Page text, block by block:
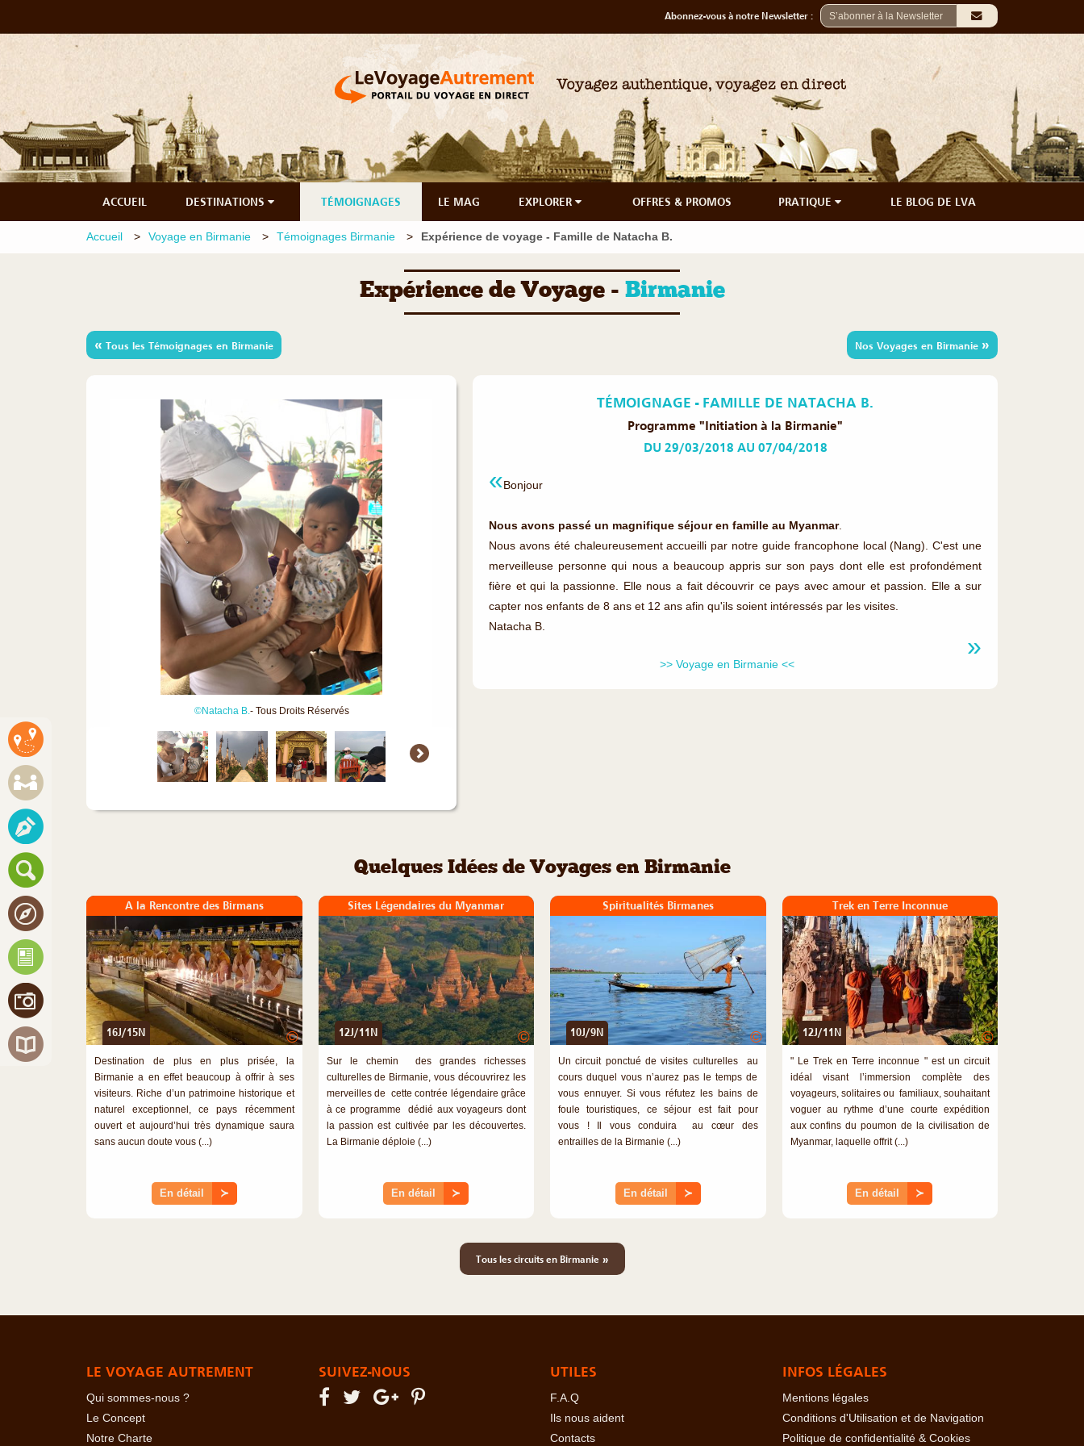
Abonnez-vous à notre Newsletter :
ACCUEIL DESTINATIONS TÉMOIGNAGES LE MAG EXPLORER OFFRES & PROMOS PRATIQUE LE BLOG DE LVA
Accueil Voyage en Birmanie Témoignages Birmanie Expérience de voyage - Famille de Natacha B.
Expérience de Voyage - Birmanie
« Tous les Témoignages en Birmanie Nos Voyages en Birmanie »
©Natacha B.- Tous Droits Réservés
TÉMOIGNAGE - FAMILLE DE NATACHA B.
Programme "Initiation à la Birmanie"
DU 29/03/2018 AU 07/04/2018
Bonjour
Nous avons passé un magnifique séjour en famille au Myanmar.
Nous avons été chaleureusement accueilli par notre guide francophone local (Nang). C'est une
merveilleuse personne qui nous a beaucoup appris sur son pays dont elle est profondément
fière et qui la passionne. Elle nous a fait découvrir ce pays avec amour et passion. Elle a sur
capter nos enfants de 8 ans et 12 ans afin qu'ils soient intéressés par les visites.
Natacha B.
>> Voyage en Birmanie <<
Quelques Idées de Voyages en Birmanie
A la Rencontre des Birmans
16J/15N ©
Destination de plus en plus prisée, la
Birmanie a en effet beaucoup à offrir à ses
visiteurs. Riche d’un patrimoine historique et
naturel exceptionnel, ce pays récemment
ouvert et aujourd’hui très dynamique saura
sans aucun doute vous (...)
En détail ≻
Sites Légendaires du Myanmar
12J/11N ©
Sur le chemin des grandes richesses
culturelles de Birmanie, vous découvrirez les
merveilles de cette contrée légendaire grâce
à ce programme dédié aux voyageurs dont
la passion est cultivée par les découvertes.
La Birmanie déploie (...)
En détail ≻
Spiritualités Birmanes
10J/9N ©
Un circuit ponctué de visites culturelles au
cours duquel vous n’aurez pas le temps de
vous ennuyer. Si vous réfutez les bains de
foule touristiques, ce séjour est fait pour
vous ! Il vous conduira au cœur des
entrailles de la Birmanie (...)
En détail ≻
Trek en Terre Inconnue
12J/11N ©
" Le Trek en Terre inconnue " est un circuit
idéal visant l’immersion complète des
voyageurs, solitaires ou familiaux, souhaitant
voguer au rythme d’une courte expédition
aux confins du poumon de la civilisation de
Myanmar, laquelle offrit (...)
En détail ≻
Tous les circuits en Birmanie »
LE VOYAGE AUTREMENT
Qui sommes-nous ?
Le Concept
Notre Charte
SUIVEZ-NOUS UTILES
F.A.Q
Ils nous aident
Contacts
INFOS LÉGALES
Mentions légales
Conditions d'Utilisation et de Navigation
Politique de confidentialité & Cookies